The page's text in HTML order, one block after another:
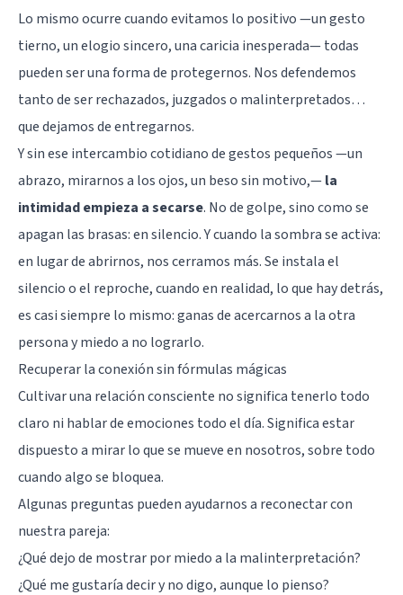
Lo mismo ocurre cuando evitamos lo positivo —un gesto
tierno, un elogio sincero, una caricia inesperada— todas
pueden ser una forma de protegernos. Nos defendemos
tanto de ser rechazados, juzgados o malinterpretados…
que dejamos de entregarnos.
Y sin ese intercambio cotidiano de gestos pequeños —un
abrazo, mirarnos a los ojos, un beso sin motivo,—la
intimidad empieza a secarse. No de golpe, sino como se
apagan las brasas: en silencio. Y cuando la sombra se activa:
en lugar de abrirnos, nos cerramos más. Se instala el
silencio o el reproche, cuando en realidad, lo que hay detrás,
es casi siempre lo mismo: ganas de acercarnos a la otra
persona y miedo a no lograrlo.
Recuperar la conexión sin fórmulas mágicas
Cultivar una relación consciente no significa tenerlo todo
claro ni hablar de emociones todo el día. Significa estar
dispuesto a mirar lo que se mueve en nosotros, sobre todo
cuando algo se bloquea.
Algunas preguntas pueden ayudarnos a reconectar con
nuestra pareja:
¿Qué dejo de mostrar por miedo a la malinterpretación?
¿Qué me gustaría decir y no digo, aunque lo pienso?